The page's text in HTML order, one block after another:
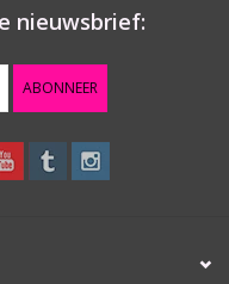
nieuwsbrief:
ABONNEER